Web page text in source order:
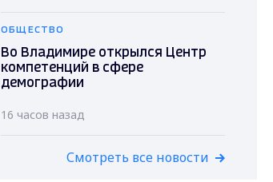
ОБЩЕСТВО
Во Владимире открылся Центр
компетенций в сфере
демографии
16 часов назад
Смотреть все новости